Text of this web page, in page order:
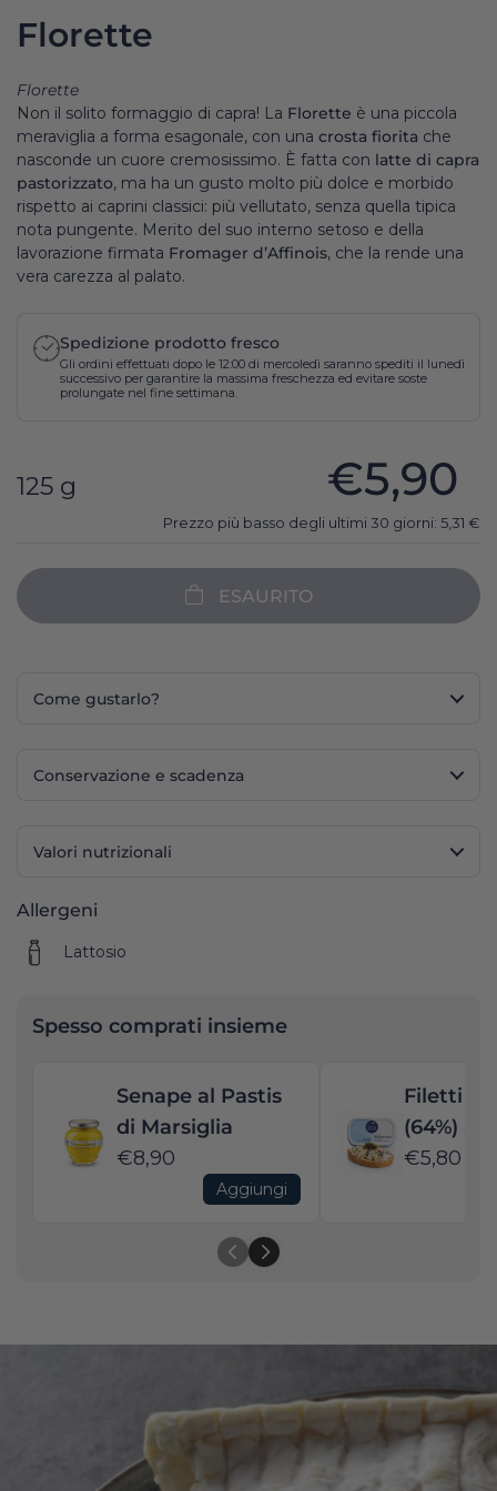
Florette
Florette
Non il solito formaggio di capra! La Florette è una piccola
meraviglia a forma esagonale, con una crosta fiorita che
nasconde un cuore cremosissimo. È fatta con latte di capra
pastorizzato, ma ha un gusto molto più dolce e morbido
rispetto ai caprini classici: più vellutato, senza quella tipica
nota pungente. Merito del suo interno setoso e della
lavorazione firmata Fromager d’Affinois, che la rende una
vera carezza al palato.
Spedizione prodotto fresco
Gli ordini effettuati dopo le 12:00 di mercoledì saranno spediti il lunedì
successivo per garantire la massima freschezza ed evitare soste
prolungate nel fine settimana.
125 g €5,90
Prezzo più basso degli ultimi 30 giorni: 5,31 €
ESAURITO
Come gustarlo?
Conservazione e scadenza
Valori nutrizionali
Allergeni
Lattosio
Spesso comprati insieme
Senape al Pastis
di Marsiglia
€8,90
Aggiungi
Filetti di
(64%) al
€5,80